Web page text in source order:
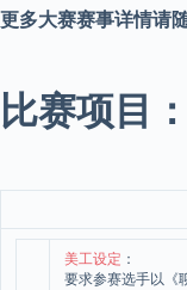
更多大赛赛事详情请
比赛项目：
美工设定 ：
要求参赛选手以《